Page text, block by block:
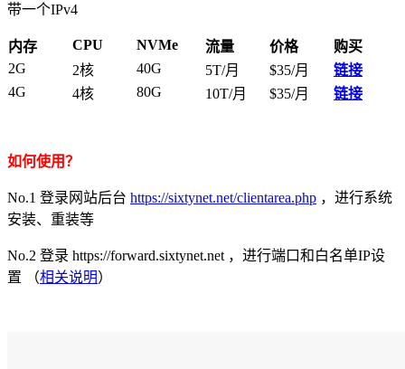
带一个IPv4
内存 CPU NVMe 流量 价格
购买
2G
2核 40G 5T/月 $35/月
链接
4G
4核 80G 10T/月 $35/月 链接
如何使用？
No.1 登录网站后台 https://sixtynet.net/clientarea.php ，进行系统
安装、重装等
No.2 登录 https://forward.sixtynet.net ，进行端口和白名单IP设
置 （相关说明）